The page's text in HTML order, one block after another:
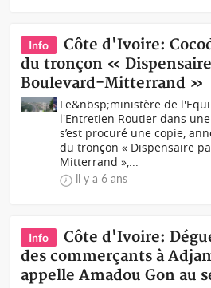
Info
Côte d'Ivoire:
du tronçon «
Boulevard-Mitterrand »
Le&nbsp;ministère de
l'Entretien Routier dans
s’est procuré une copie,
du tronçon « Dispensaire
Mitterrand »,...
il y a 6 ans
Info
Côte d'Ivoire:
des commerçants à
appelle Amadou Gon au